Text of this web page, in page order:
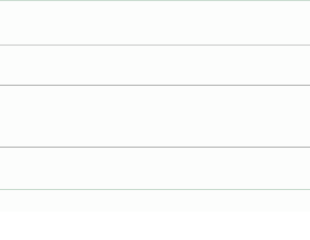
Lachs mit Brokkolireis und